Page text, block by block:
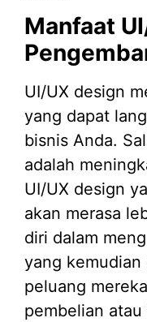
Manfaat
UI/UX design
yang dapat
bisnis Anda.
adalah
UI/UX design
akan merasa
diri dalam
yang
peluang
pembelian